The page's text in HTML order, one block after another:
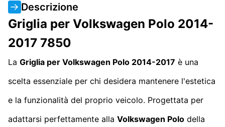
Descrizione
Griglia per Volkswagen Polo 2014-
2017 7850
La Griglia per Volkswagen Polo 2014-2017 è una
scelta essenziale per chi desidera mantenere l'estetica
e la funzionalità del proprio veicolo. Progettata per
adattarsi perfettamente alla Volkswagen Polo della